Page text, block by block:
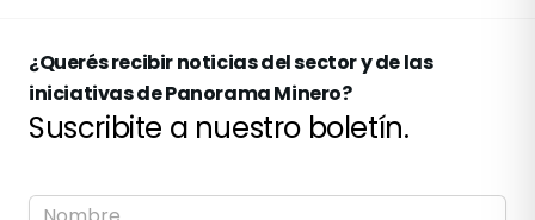
¿Querés recibir noticias del sector y de las
iniciativas de Panorama Minero?
Suscribite a nuestro boletín.